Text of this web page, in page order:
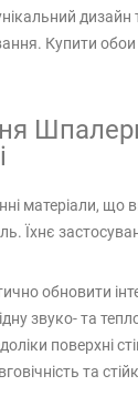
дизайн
Купити обои
матеріали, що
Їхнє
обновити
звуко- та
поверхні
та